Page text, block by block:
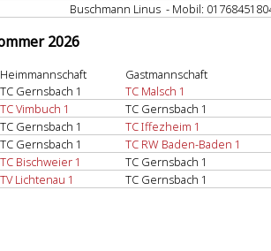
Buschmann Linus - Mobil:
2026
Heimmannschaft Gastmannschaft
TC Gernsbach 1 TC Malsch 1
TC Vimbuch 1 TC Gernsbach 1
TC Gernsbach 1 TC Iffezheim 1
TC Gernsbach 1 TC RW Baden-Baden 1
TC Bischweier 1 TC Gernsbach 1
TV Lichtenau 1 TC Gernsbach 1